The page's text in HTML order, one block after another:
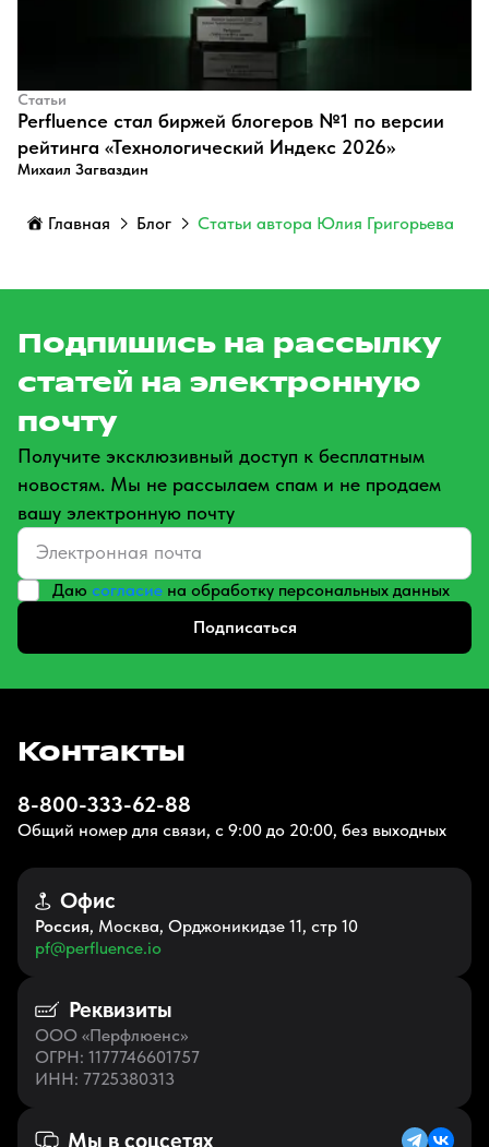
Статьи
Perfluence стал биржей блогеров №1 по версии
рейтинга «Технологический Индекс 2026»
Михаил Загваздин
Главная Блог Статьи автора Юлия Григорьева
Подпишись на рассылку
статей на электронную
почту
Получите эксклюзивный доступ к бесплатным
новостям. Мы не рассылаем спам и не продаем
вашу электронную почту
Даю согласие на обработку персональных данных
Подписаться
Контакты
8-800-333-62-88
Общий номер для связи, с 9:00 до 20:00, без выходных
Офис
Россия, Москва, Орджоникидзе 11, стр 10
pf@perfluence.io
Реквизиты
ООО «Перфлюенс»
ОГРН: 1177746601757
ИНН: 7725380313
Мы в соцсетях